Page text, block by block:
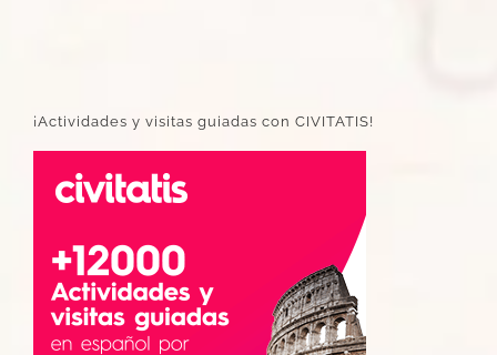
¡Actividades y visitas guiadas con CIVITATIS!